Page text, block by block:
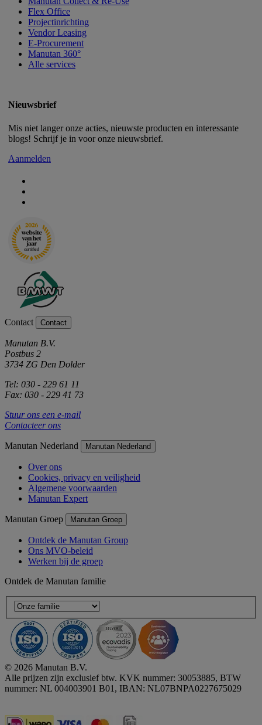
Flex Office
Projectinrichting
Vendor Leasing
E-Procurement
Manutan 360°
Alle services
Nieuwsbrief
Mis niet langer onze acties, nieuwste producten en interessante
blogs! Schrijf je in voor onze nieuwsbrief.
Aanmelden
Contact Contact
Manutan B.V.
Postbus 2
3734 ZG Den Dolder
Tel: 030 - 229 61 11
Fax: 030 - 229 41 73
Stuur ons een e-mail
Contacteer ons
Manutan Nederland Manutan Nederland
Over ons
Cookies, privacy en veiligheid
Algemene voorwaarden
Manutan Expert
Manutan Groep Manutan Groep
Ontdek de Manutan Group
Ons MVO-beleid
Werken bij de groep
Ontdek de Manutan familie
© 2026 Manutan B.V.
Alle prijzen zijn exclusief btw. KVK nummer: 30053885, BTW
nummer: NL 004003901 B01, IBAN: NL07BNPA0227675029